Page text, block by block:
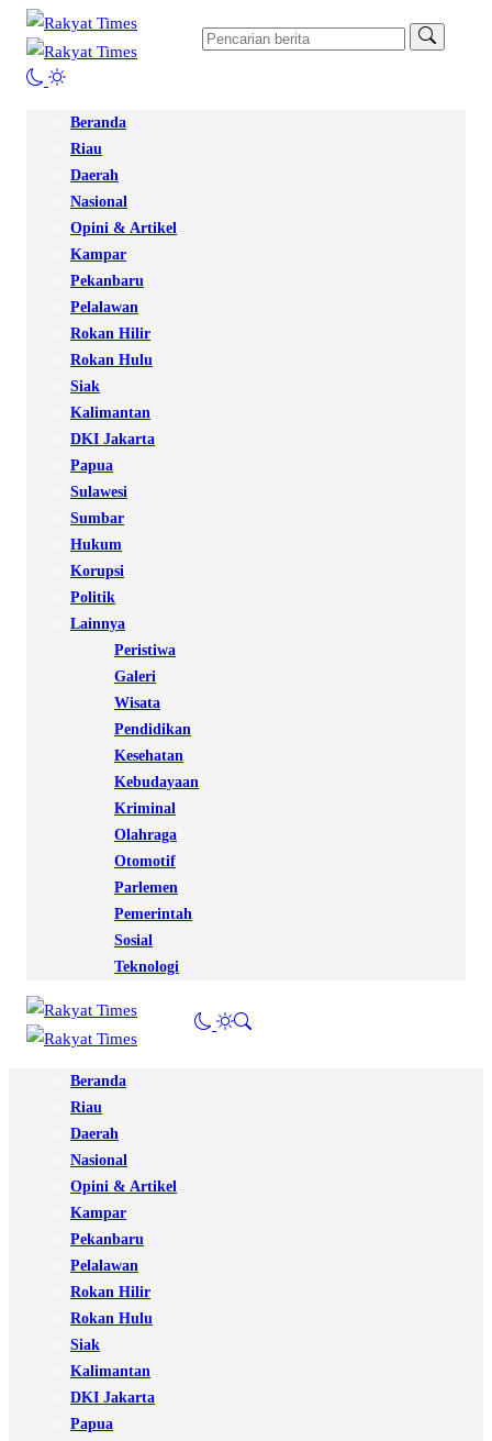
Beranda
Riau
Daerah
Nasional
Opini & Artikel
Kampar
Pekanbaru
Pelalawan
Rokan Hilir
Rokan Hulu
Siak
Kalimantan
DKI Jakarta
Papua
Sulawesi
Sumbar
Hukum
Korupsi
Politik
Lainnya
Peristiwa
Galeri
Wisata
Pendidikan
Kesehatan
Kebudayaan
Kriminal
Olahraga
Otomotif
Parlemen
Pemerintah
Sosial
Teknologi
Beranda
Riau
Daerah
Nasional
Opini & Artikel
Kampar
Pekanbaru
Pelalawan
Rokan Hilir
Rokan Hulu
Siak
Kalimantan
DKI Jakarta
Papua